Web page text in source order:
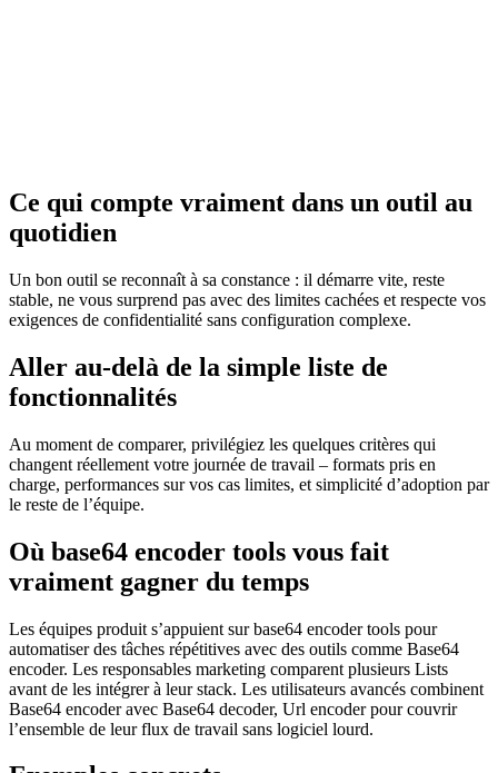
Ce qui compte vraiment dans un outil au
quotidien
Un bon outil se reconnaît à sa constance : il démarre vite, reste
stable, ne vous surprend pas avec des limites cachées et respecte vos
exigences de confidentialité sans configuration complexe.
Aller au‑delà de la simple liste de
fonctionnalités
Au moment de comparer, privilégiez les quelques critères qui
changent réellement votre journée de travail – formats pris en
charge, performances sur vos cas limites, et simplicité d’adoption par
le reste de l’équipe.
Où base64 encoder tools vous fait
vraiment gagner du temps
Les équipes produit s’appuient sur base64 encoder tools pour
automatiser des tâches répétitives avec des outils comme Base64
encoder. Les responsables marketing comparent plusieurs Lists
avant de les intégrer à leur stack. Les utilisateurs avancés combinent
Base64 encoder avec Base64 decoder, Url encoder pour couvrir
l’ensemble de leur flux de travail sans logiciel lourd.